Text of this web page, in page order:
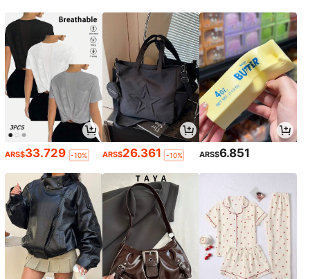
ARS$33.729 -10% ARS$26.361 -10% ARS$6.851